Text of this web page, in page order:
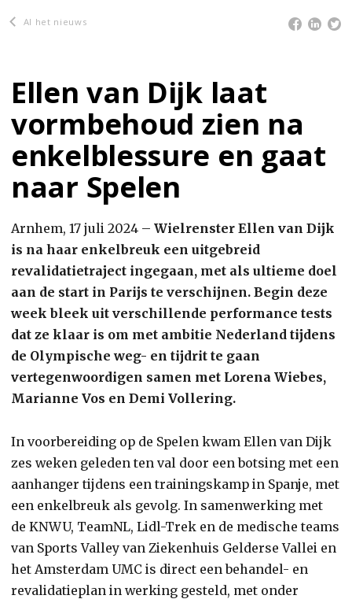
Al het nieuws
Ellen van Dijk laat
vormbehoud zien na
enkelblessure en gaat
naar Spelen
Arnhem, 17 juli 2024 –Wielrenster Ellen van Dijk
is na haar enkelbreuk een uitgebreid
revalidatietraject ingegaan, met als ultieme doel
aan de start in Parijs te verschijnen. Begin deze
week bleek uit verschillende performance tests
dat ze klaar is om met ambitie Nederland tijdens
de Olympische weg- en tijdrit te gaan
vertegenwoordigen samen met Lorena Wiebes,
Marianne Vos en Demi Vollering.
In voorbereiding op de Spelen kwam Ellen van Dijk
zes weken geleden ten val door een botsing met een
aanhanger tijdens een trainingskamp in Spanje, met
een enkelbreuk als gevolg. In samenwerking met
de KNWU, TeamNL, Lidl-Trek en de medische teams
van Sports Valley van Ziekenhuis Gelderse Vallei en
het Amsterdam UMC is direct een behandel- en
revalidatieplan in werking gesteld, met onder